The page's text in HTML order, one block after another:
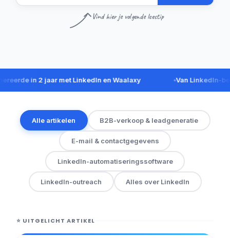
Vind hier je volgende leestip
in 2 jaar met LinkedIn en Waalaxy Van LinkedIn-
Alle artikelen B2B-verkoop & leadgeneratie
E-mail & contactgegevens
LinkedIn-automatiseringssoftware
LinkedIn-outreach Alles over LinkedIn
⭐ UITGELICHT ARTIKEL